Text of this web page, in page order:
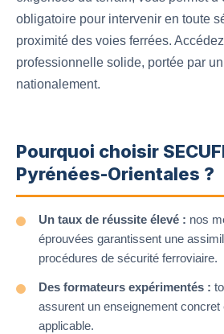
obligatoire pour intervenir en toute
proximité des voies ferrées.
professionnelle solide, portée par
nationalement.
Pourquoi choisir
Pyrénées-Orientales ?
Un taux de réussite élevé : nos
éprouvées garantissent une
procédures de sécurité ferroviaire.
Des formateurs expérimentés :
assurent un enseignement concret
applicable.